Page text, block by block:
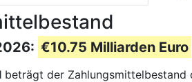
€10.75 Milliarden Euro
beträgt der Zahlungsmittelbestand